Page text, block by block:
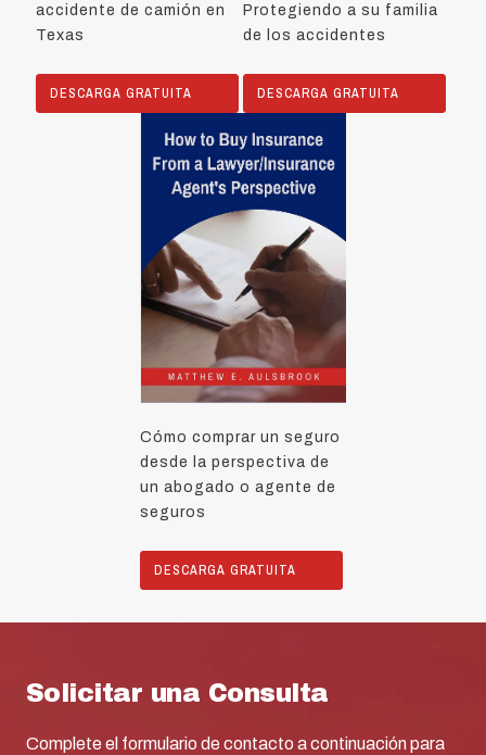
accidente de camión en
Texas
DESCARGA GRATUITA
Protegiendo a su familia
de los accidentes
DESCARGA GRATUITA
Cómo comprar un seguro
desde la perspectiva de
un abogado o agente de
seguros
DESCARGA GRATUITA
Solicitar una Consulta
Complete el formulario de contacto a continuación para